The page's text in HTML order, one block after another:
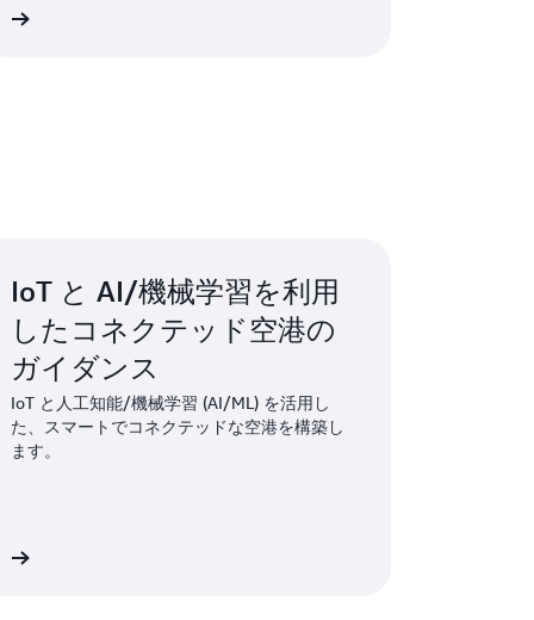
IoT と AI/機械学習を利用
したコネクテッド空港の
ガイダンス
IoT と人工知能/機械学習 (AI/ML) を活用し
た、スマートでコネクテッドな空港を構築し
ます。